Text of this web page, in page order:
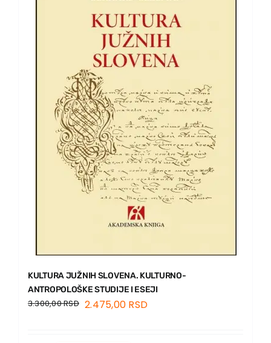
KULTURA JUŽNIH SLOVENA. KULTURNO-
ANTROPOLOŠKE STUDIJE I ESEJI
3.300,00RSD 2.475,00 RSD